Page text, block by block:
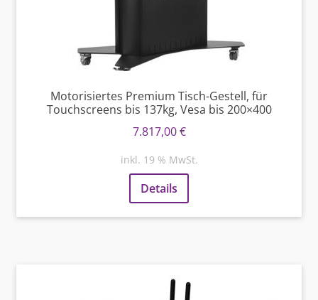
Motorisiertes Premium Tisch-Gestell, für
Touchscreens bis 137kg, Vesa bis 200×400
7.817,00€
inkl. 19 % MwSt.
Details